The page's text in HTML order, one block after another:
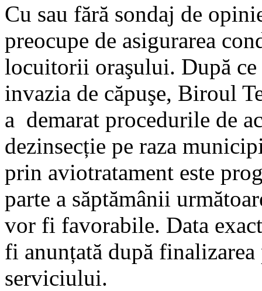
Cu sau fără sondaj de
preocupe de asigurarea
locuitorii oraşului. După
invazia de căpuşe, Biroul
a demarat procedurile de
dezinsecție pe raza
prin aviotratament este
parte a săptămânii
vor fi favorabile. Data
fi anunțată după
serviciului.